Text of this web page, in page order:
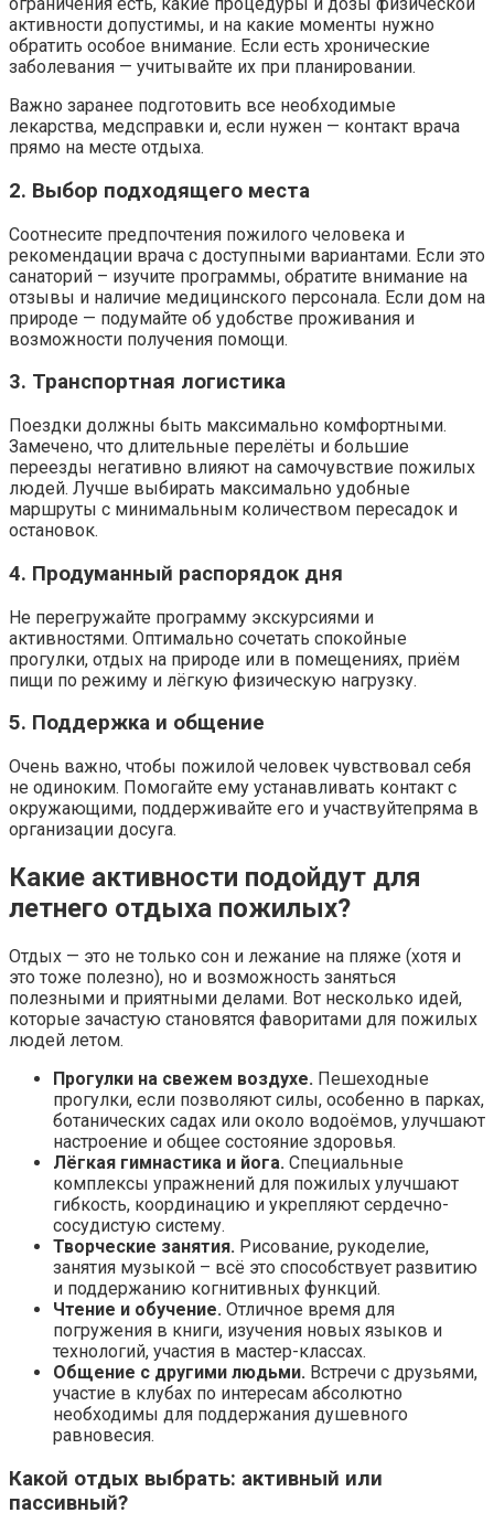
ограничения есть, какие процедуры и дозы физической
активности допустимы, и на какие моменты нужно
обратить особое внимание. Если есть хронические
заболевания — учитывайте их при планировании.
Важно заранее подготовить все необходимые
лекарства, медсправки и, если нужен — контакт врача
прямо на месте отдыха.
2. Выбор подходящего места
Соотнесите предпочтения пожилого человека и
рекомендации врача с доступными вариантами. Если это
санаторий – изучите программы, обратите внимание на
отзывы и наличие медицинского персонала. Если дом на
природе — подумайте об удобстве проживания и
возможности получения помощи.
3. Транспортная логистика
Поездки должны быть максимально комфортными.
Замечено, что длительные перелёты и большие
переезды негативно влияют на самочувствие пожилых
людей. Лучше выбирать максимально удобные
маршруты с минимальным количеством пересадок и
остановок.
4. Продуманный распорядок дня
Не перегружайте программу экскурсиями и
активностями. Оптимально сочетать спокойные
прогулки, отдых на природе или в помещениях, приём
пищи по режиму и лёгкую физическую нагрузку.
5. Поддержка и общение
Очень важно, чтобы пожилой человек чувствовал себя
не одиноким. Помогайте ему устанавливать контакт с
окружающими, поддерживайте его и участвуйтепряма в
организации досуга.
Какие активности подойдут для
летнего отдыха пожилых?
Отдых — это не только сон и лежание на пляже (хотя и
это тоже полезно), но и возможность заняться
полезными и приятными делами. Вот несколько идей,
которые зачастую становятся фаворитами для пожилых
людей летом.
Прогулки на свежем воздухе. Пешеходные
прогулки, если позволяют силы, особенно в парках,
ботанических садах или около водоёмов, улучшают
настроение и общее состояние здоровья.
Лёгкая гимнастика и йога. Специальные
комплексы упражнений для пожилых улучшают
гибкость, координацию и укрепляют сердечно-
сосудистую систему.
Творческие занятия. Рисование, рукоделие,
занятия музыкой – всё это способствует развитию
и поддержанию когнитивных функций.
Чтение и обучение. Отличное время для
погружения в книги, изучения новых языков и
технологий, участия в мастер-классах.
Общение с другими людьми. Встречи с друзьями,
участие в клубах по интересам абсолютно
необходимы для поддержания душевного
равновесия.
Какой отдых выбрать: активный или
пассивный?